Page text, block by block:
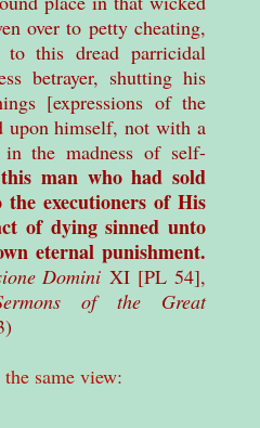
over to petty cheating,
to this dread parricidal
betrayer, shutting his
[expressions of the
upon himself, not with a
the madness of self-
man who had sold
executioners of His
of dying sinned unto
eternal punishment.
DominiXI [PL 54],
of the Great
same view: